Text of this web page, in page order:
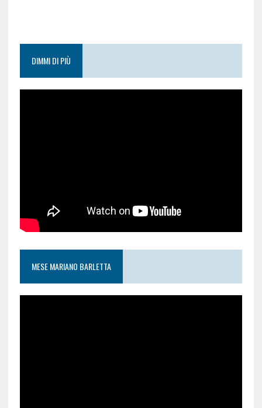
DIMMI DI PIÙ
MESE MARIANO BARLETTA